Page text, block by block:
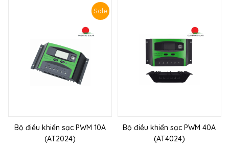
Sale
Bộ điều khiển sạc PWM 10A
(AT2024)
Bộ điều khiển sạc PWM 40A
(AT4024)